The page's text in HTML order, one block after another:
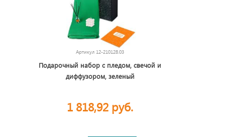
Артикул 12-210128.03
Подарочный набор с пледом, свечой и
диффузором, зеленый
1 818,92 руб.